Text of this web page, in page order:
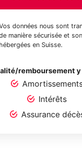
données nous sont
manière sécurisée et
hébergées en Suisse.
remboursement y
Intérêts
Assurance